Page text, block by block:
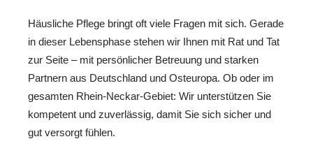
Häusliche Pflege bringt oft viele Fragen mit sich. Gerade
in dieser Lebensphase stehen wir Ihnen mit Rat und Tat
zur Seite – mit persönlicher Betreuung und starken
Partnern aus Deutschland und Osteuropa. Ob oder im
gesamten Rhein-Neckar-Gebiet: Wir unterstützen Sie
kompetent und zuverlässig, damit Sie sich sicher und
gut versorgt fühlen.